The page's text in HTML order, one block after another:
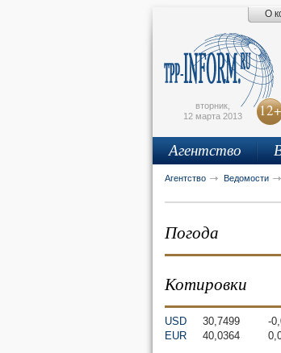
О
вторник,
12 марта 2013
12+
Агентство
Агентство Ведомости
Погода
Котировки
USD 30,7499
-
EUR
40,0364